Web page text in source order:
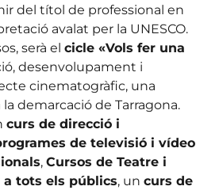
del títol de professional en
avalat per la UNESCO.
serà el cicle «Vols fer una
desenvolupament i
cinematogràfic, una
demarcació de Tarragona.
curs de direcció i
de televisió i vídeo
, Cursos de Teatre i
tots els públics, un curs de